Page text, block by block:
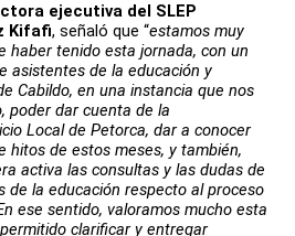
ejecutiva del SLEP
Kifafi, señaló que “estamos muy
haber tenido esta jornada, con un
asistentes de la educación y
Cabildo, en una instancia que nos
poder dar cuenta de la
Local de Petorca, dar a conocer
hitos de estos meses, y también,
activa las consultas y las dudas de
de la educación respecto al proceso
ese sentido, valoramos mucho esta
clarificar y entregar